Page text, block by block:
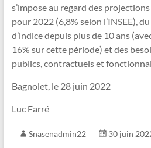
s’impose au regard des
pour 2022 (6,8% selon l’INSEE),
d’indice depuis plus de 10 ans
16% sur cette période) et des
publics, contractuels et
Bagnolet, le 28 juin 2022
Luc Farré
Snasenadmin22 30 juin